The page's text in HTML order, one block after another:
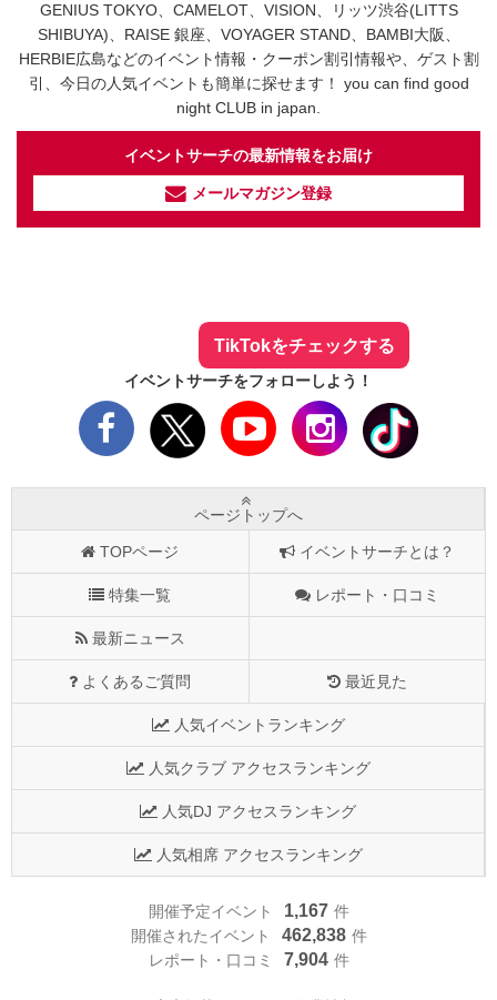
GENIUS TOKYO、CAMELOT、VISION、リッツ渋谷(LITTS
SHIBUYA)、RAISE 銀座、VOYAGER STAND、BAMBI大阪、
HERBIE広島などのイベント情報・クーポン割引情報や、ゲスト割
引、今日の人気イベントも簡単に探せます！ you can find good
night CLUB in japan.
イベントサーチの最新情報をお届け
メールマガジン登録
TikTokをチェックする
イベントサーチをフォローしよう！
ページトップへ
TOPページ イベントサーチとは？
特集一覧 レポート・口コミ
最新ニュース
よくあるご質問 最近見た
人気イベントランキング
人気クラブ アクセスランキング
人気DJ アクセスランキング
人気相席 アクセスランキング
開催予定イベント 1,167 件
開催されたイベント
462,838 件
レポート・口コミ
7,904 件